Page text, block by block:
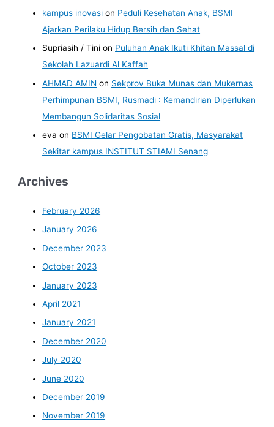
kampus inovasi on Peduli Kesehatan Anak, BSMI
Ajarkan Perilaku Hidup Bersih dan Sehat
Supriasih / Tini on Puluhan Anak Ikuti Khitan Massal di
Sekolah Lazuardi Al Kaffah
AHMAD AMIN on Sekprov Buka Munas dan Mukernas
Perhimpunan BSMI, Rusmadi : Kemandirian Diperlukan
Membangun Solidaritas Sosial
eva on BSMI Gelar Pengobatan Gratis, Masyarakat
Sekitar kampus INSTITUT STIAMI Senang
Archives
February 2026
January 2026
December 2023
October 2023
January 2023
April 2021
January 2021
December 2020
July 2020
June 2020
December 2019
November 2019